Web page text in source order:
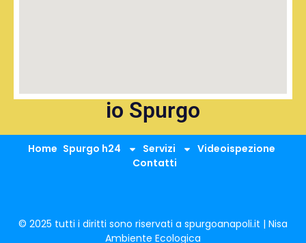
io Spurgo
Home Spurgo h24 Servizi
Videoispezione
Contatti
© 2025 tutti i diritti sono riservati a spurgoanapoli.it | Nisa
Ambiente Ecologica